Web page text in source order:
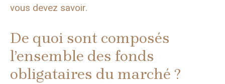
vous devez savoir.
De quoi sont composés
l’ensemble des fonds
obligataires du marché ?